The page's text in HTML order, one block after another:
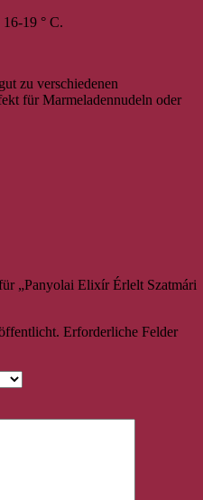
19 ° C.
zu verschiedenen
für Marmeladennudeln oder
„Panyolai Elixír Érlelt Szatmári
Erforderliche Felder